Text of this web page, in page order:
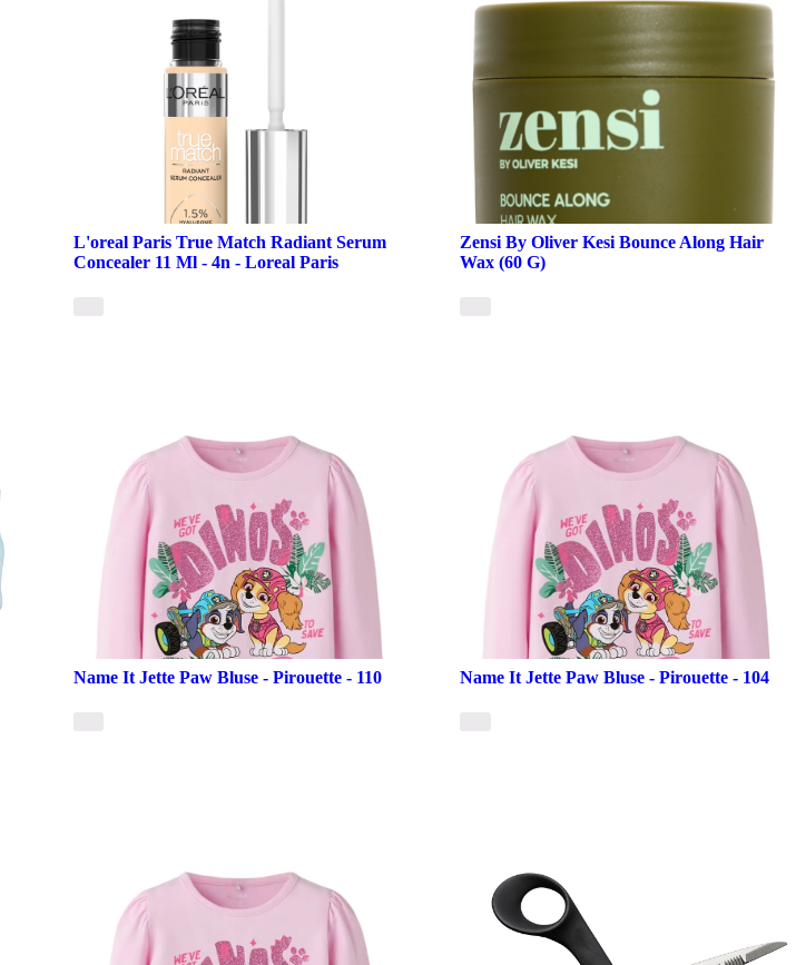
L'oreal Paris True Match Radiant Serum
Concealer 11 Ml - 4n - Loreal Paris
Zensi By Oliver Kesi Bounce Along Hair
Wax (60 G)
Name It Jette Paw Bluse - Pirouette - 110 Name It Jette Paw Bluse - Pirouette - 104